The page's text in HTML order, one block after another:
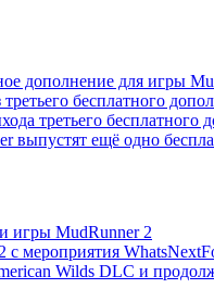
дополнение для игры
бесплатного
третьего
выпустят ещё одно
игры MudRunner 2
с мероприятия
Wilds DLC и